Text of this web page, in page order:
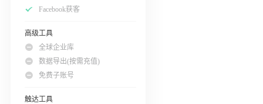
Facebook获客
高级工具
全球企业库
数据导出(按需充值)
免费子账号
触达工具